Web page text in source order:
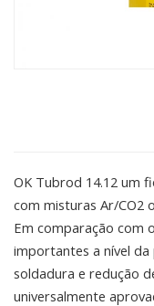
OK Tubrod 14.12 um
com misturas Ar/CO2
Em comparação com
importantes a nível
soldadura e redução
universalmente